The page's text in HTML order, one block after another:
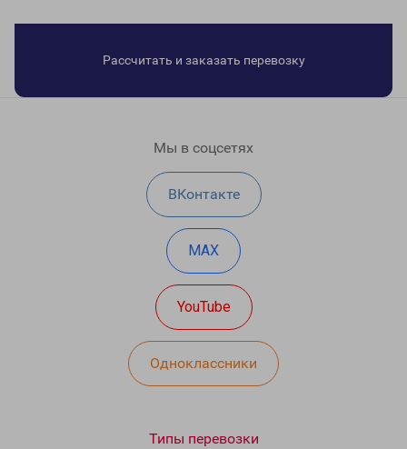
Рассчитать и заказать перевозку
Мы в соцсетях
ВКонтакте
MAX
YouTube
Одноклассники
Типы перевозки